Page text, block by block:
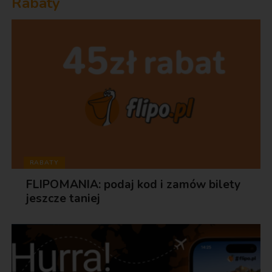
RABATY
FLIPOMANIA: podaj kod i zamów bilety
jeszcze taniej